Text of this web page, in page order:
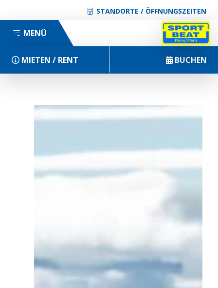
STANDORTE / ÖFFNUNGSZEITEN
MENÜ
MIETEN / RENT BUCHEN